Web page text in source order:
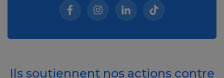
Facebook (nouvelle fenêtre)
Instagram (nouvelle fenêtre)
Linkedin (nouvelle
Tiktok (nouvelle
Ils soutiennent nos actions contre